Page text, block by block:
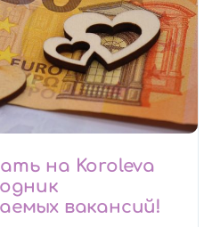
на Koroleva
вакансий!